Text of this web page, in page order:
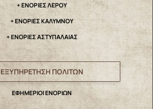
+ ΕΝΟΡΙΕΣ ΛΕΡΟΥ
+ ΕΝΟΡΙΕΣ ΚΑΛΥΜΝΟΥ
+ ΕΝΟΡΙΕΣ ΑΣΤΥΠΑΛΑΙΑΣ
ΕΞΥΠΗΡΕΤΗΣΗ ΠΟΛΙΤΩΝ
ΕΦΗΜΕΡΙΟΙ ΕΝΟΡΙΩΝ